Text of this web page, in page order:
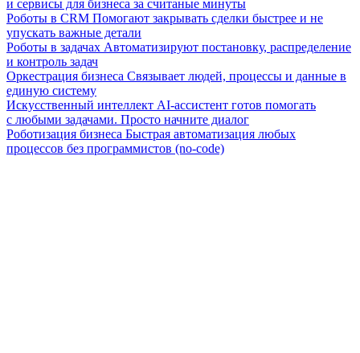
и сервисы для бизнеса за считаные минуты
Роботы в CRM Помогают закрывать сделки быстрее и не
упускать важные детали
Роботы в задачах Автоматизируют постановку, распределение
и контроль задач
Оркестрация бизнеса Связывает людей, процессы и данные в
единую систему
Искусственный интеллект AI-ассистент готов помогать
с любыми задачами. Просто начните диалог
Роботизация бизнеса Быстрая автоматизация любых
процессов без программистов (no-code)